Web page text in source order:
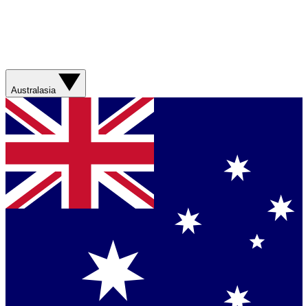
Australasia